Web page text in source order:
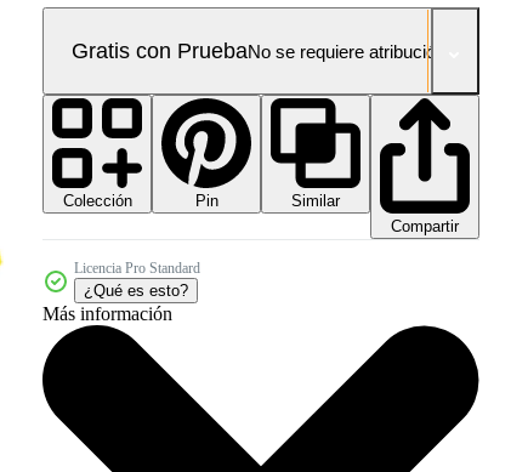
Gratis con PruebaNo se requiere atribución!
Colección Pin
Similar
Compartir
Licencia Pro Standard
¿Qué es esto?
Más información